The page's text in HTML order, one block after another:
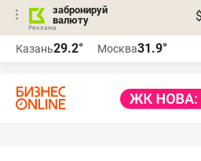
забронируй
валюту
$
Казань29.2° Москва31.9°